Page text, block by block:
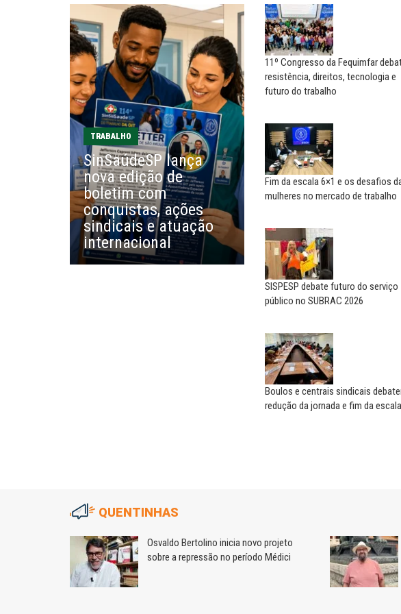
TRABALHO
SinSaúdeSP lança
nova edição de
boletim com
conquistas, ações
sindicais e atuação
internacional
11º Congresso da Fequimfar
resistência, direitos, tecnologia e
futuro do trabalho
Fim da escala 6×1 e os desafios
mulheres no mercado de trabalho
SISPESP debate futuro do serviço
público no SUBRAC 2026
Boulos e centrais sindicais
redução da jornada e fim da
ADRIANA MARCOLINO
Adriana Marcolino destaca
impacto do salário mínimo na...
NILTON NECO
Sindec: 94 anos de união e
EDUARDO ANNUNCIATO CHICÃO
Sem salário digno e proteção
social, não existe...
EUSÉBIO PINTO NETO
A fortaleza do sindicato
MARIA AUXILIADORA
Agosto Lilás: todos e todas no
combate à...
SERGIO LUIZ LEITE (SERGINHO)
Saúde mental:
responsabilidade de todos
MIGUEL TORRES
A luta continua: agora o foco é
o...
CARLOS LOPES
O resgate do nosso Estado
Nacional; por Carlos...
A
QUENTINHAS
Osvaldo Bertolino inicia novo projeto
sobre a repressão no período Médici